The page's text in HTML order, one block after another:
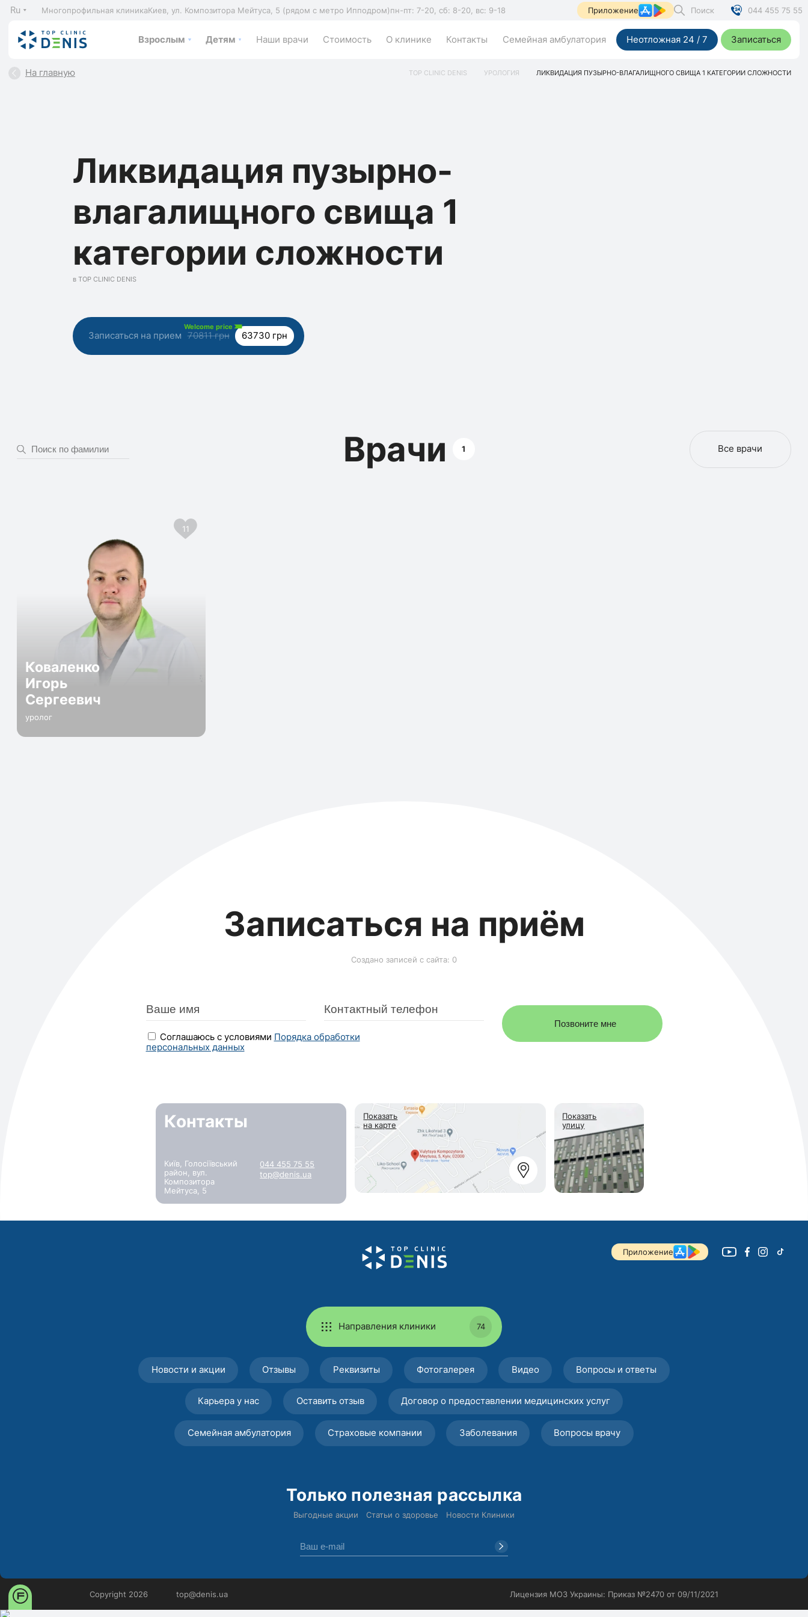
Ru Многопрофильная клиникаКиев, ул. Композитора Мейтуса, 5 (рядом с метро Ипподром)пн-пт: 7-20, сб: 8-20, вс: 9-18 Приложение Поиск 044 455 75 55
Взрослым Детям Наши врачи Стоимость О клинике Контакты Семейная амбулатория Неотложная 24 / 7 Записаться
На главную TOP CLINIC DENIS УРОЛОГИЯ ЛИКВИДАЦИЯ ПУЗЫРНО-ВЛАГАЛИЩНОГО СВИЩА 1 КАТЕГОРИИ СЛОЖНОСТИ
Ликвидация пузырно-
влагалищного свища 1
категории сложности
в TOP CLINIC DENIS
Записаться на прием
Welcome price
70811 грн 63730 грн
Врачи 1 Все врачи
11
Коваленко
Игорь
Сергеевич
уролог
Записаться на приём
Создано записей с сайта: 0
Позвоните мне
Соглашаюсь с условиями Порядка обработки
персональных данных
Контакты
Київ, Голосіївський
район, вул.
Композитора
Мейтуса, 5
044 455 75 55
top@denis.ua
Показать
на карте
Показать
улицу
Приложение
Направления клиники 74
Новости и акции Отзывы Реквизиты Фотогалерея Видео Вопросы и ответы
Карьера у нас Оставить отзыв Договор о предоставлении медицинских услуг
Семейная амбулатория Страховые компании Заболевания Вопросы врачу
Только полезная рассылка
Выгодные акции Статьи о здоровье Новости Клиники
Copyright 2026 top@denis.ua Лицензия МОЗ Украины: Приказ №2470 от 09/11/2021